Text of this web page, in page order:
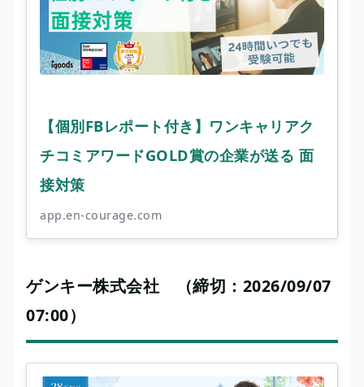
【個別FBレポート付き】ワンキャリアク
チコミアワードGOLD賞の企業が送る 面
接対策
app.en-courage.com
ゲンキー株式会社 （締切：2026/09/07
07:00）